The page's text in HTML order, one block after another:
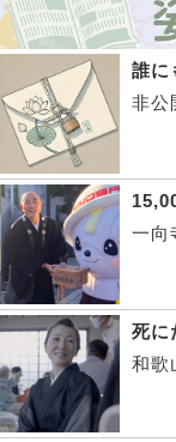
誰に
非公
一向
死に
和歌